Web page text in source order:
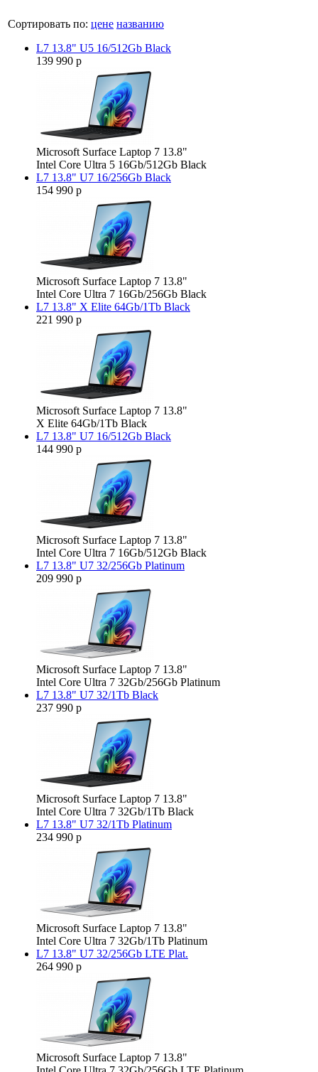
Сортировать по: цене названию
L7 13.8" U5 16/512Gb Black
139 990 р
Microsoft Surface Laptop 7 13.8"
Intel Core Ultra 5 16Gb/512Gb Black
L7 13.8" U7 16/256Gb Black
154 990 р
Microsoft Surface Laptop 7 13.8"
Intel Core Ultra 7 16Gb/256Gb Black
L7 13.8" X Elite 64Gb/1Tb Black
221 990 р
Microsoft Surface Laptop 7 13.8"
X Elite 64Gb/1Tb Black
L7 13.8" U7 16/512Gb Black
144 990 р
Microsoft Surface Laptop 7 13.8"
Intel Core Ultra 7 16Gb/512Gb Black
L7 13.8" U7 32/256Gb Platinum
209 990 р
Microsoft Surface Laptop 7 13.8"
Intel Core Ultra 7 32Gb/256Gb Platinum
L7 13.8" U7 32/1Tb Black
237 990 р
Microsoft Surface Laptop 7 13.8"
Intel Core Ultra 7 32Gb/1Tb Black
L7 13.8" U7 32/1Tb Platinum
234 990 р
Microsoft Surface Laptop 7 13.8"
Intel Core Ultra 7 32Gb/1Tb Platinum
L7 13.8" U7 32/256Gb LTE Plat.
264 990 р
Microsoft Surface Laptop 7 13.8"